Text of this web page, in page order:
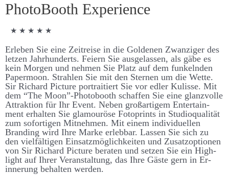
Photo­Booth Experience
★ ★ ★ ★ ★
Er­­­leben Sie eine Zeit­­­­reise in die Goldenen Zwanziger des
letzen Jahr­­­hunderts. Feiern Sie aus­­­­ge­­­­lassen, als gäbe es
kein Morgen und nehmen Sie Platz auf dem funkelnden
Paper­­­­moon. Strahlen Sie mit den Sternen um die Wette.
Sir Richard Picture portraitiert Sie vor edler Kulisse. Mit
dem “The Moon”-Photo­­­booth schaffen Sie eine glanz­­­­volle
Attraktion für Ihr Event. Neben groß­­­artigem Enter­­­­tain­
ment er­­­halten Sie glamouröse Foto­­­­prints in Studio­­­qualität
zum sofort­igen Mit­­­­nehmen. Mit einem individuellen
Brand­­ing wird Ihre Marke er­­leb­­bar. Lassen Sie sich zu
den viel­­­fält­igen Ein­­­satz­­­möglich­­­keiten und Zu­­satz­­­­optionen
von Sir Richard Picture be­­raten und setzen Sie ein High­­­
light auf Ihrer Ver­­­an­­stalt­­ung, das Ihre Gäste gern in Er­­­­
inner­­ung be­­­halten werden.